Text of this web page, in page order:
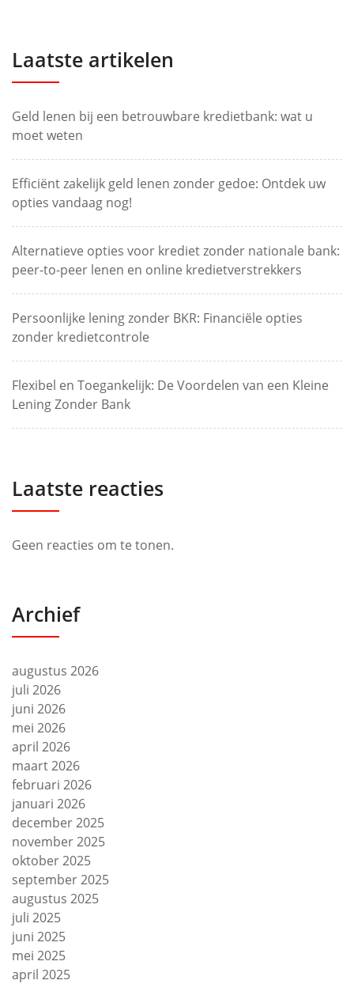
Laatste artikelen
Geld lenen bij een betrouwbare kredietbank: wat u
moet weten
Efficiënt zakelijk geld lenen zonder gedoe: Ontdek uw
opties vandaag nog!
Alternatieve opties voor krediet zonder nationale bank:
peer-to-peer lenen en online kredietverstrekkers
Persoonlijke lening zonder BKR: Financiële opties
zonder kredietcontrole
Flexibel en Toegankelijk: De Voordelen van een Kleine
Lening Zonder Bank
Laatste reacties
Geen reacties om te tonen.
Archief
augustus 2026
juli 2026
juni 2026
mei 2026
april 2026
maart 2026
februari 2026
januari 2026
december 2025
november 2025
oktober 2025
september 2025
augustus 2025
juli 2025
juni 2025
mei 2025
april 2025